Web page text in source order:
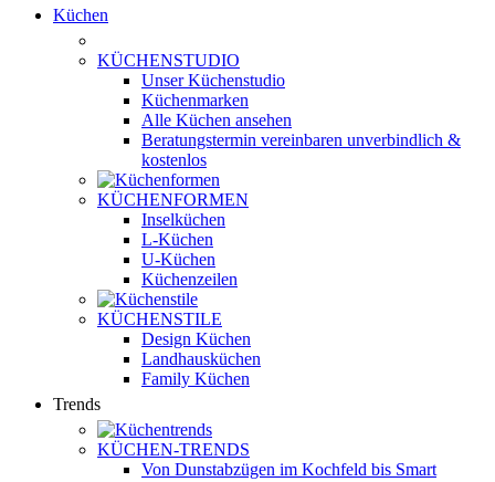
Küchen
KÜCHENSTUDIO
Unser Küchenstudio
Küchenmarken
Alle Küchen ansehen
Beratungstermin vereinbaren unverbindlich &
kostenlos
KÜCHENFORMEN
Inselküchen
L-Küchen
U-Küchen
Küchenzeilen
KÜCHENSTILE
Design Küchen
Landhausküchen
Family Küchen
Trends
KÜCHEN-TRENDS
Von Dunstabzügen im Kochfeld bis Smart